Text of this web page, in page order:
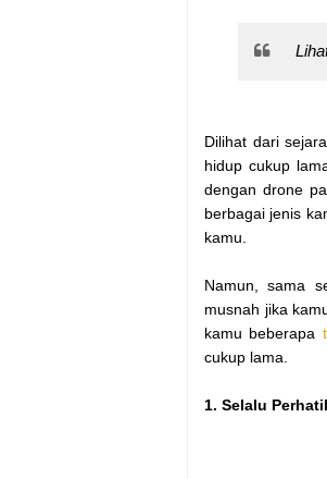
Dilihat dari
hidup cukup
dengan drone
berbagai jenis
kamu.
Namun, sama
musnah jika
kamu beberapa
cukup lama.
1. Selalu